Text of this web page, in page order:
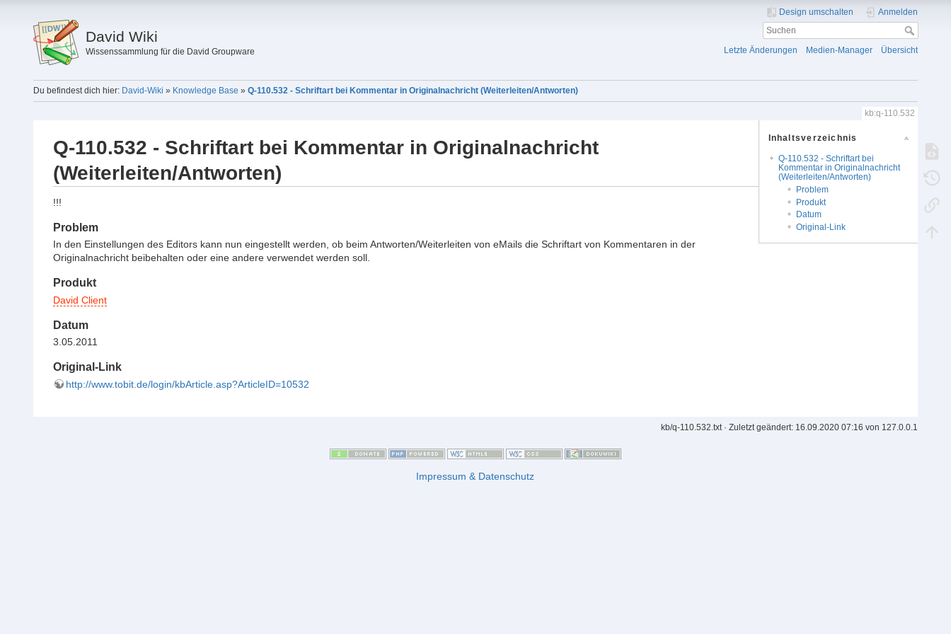
David Wiki
Wissenssammlung für die David Groupware
Design umschalten Anmelden
Letzte Änderungen Medien-Manager Übersicht
Du befindest dich hier: David-Wiki » Knowledge Base » Q-110.532 - Schriftart bei Kommentar in Originalnachricht (Weiterleiten/Antworten)
kb:q-110.532
Inhaltsverzeichnis
Q-110.532 - Schriftart bei
Kommentar in Originalnachricht
(Weiterleiten/Antworten)
Problem
Produkt
Datum
Original-Link
Q-110.532 - Schriftart bei Kommentar in Originalnachricht
(Weiterleiten/Antworten)
!!!
Problem
In den Einstellungen des Editors kann nun eingestellt werden, ob beim Antworten/Weiterleiten von eMails die Schriftart von Kommentaren in der
Originalnachricht beibehalten oder eine andere verwendet werden soll.
Produkt
David Client
Datum
3.05.2011
Original-Link
http://www.tobit.de/login/kbArticle.asp?ArticleID=10532
kb/q-110.532.txt· Zuletzt geändert: 16.09.2020 07:16 von 127.0.0.1
Impressum & Datenschutz